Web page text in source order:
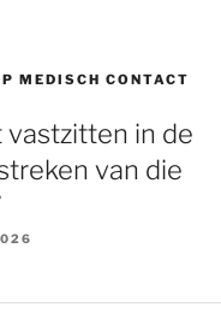
MEDISCH CONTACT
vastzitten in de
van die